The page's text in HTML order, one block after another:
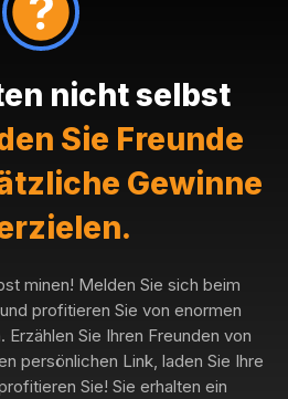
nicht selbst
Sie Freunde
Gewinne
minen! Melden Sie sich beim
profitieren Sie von enormen
Sie Ihren Freunden von
persönlichen Link, laden Sie Ihre
Sie! Sie erhalten ein